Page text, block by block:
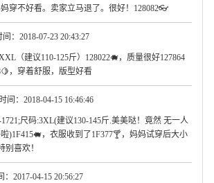
穿不好看。卖家立马退了。很好！128082👓
：2018-07-23 20:43:27
（建议110-125斤）128022🐗，质量很好127864
，穿着舒服，版型好看
：2018-04-15 16:46:46
尺码:3XL(建议130-145斤.美美哒！竟然 无一人
)1F415🐖，衣服收到了1F377🍸，妈妈试穿后大小
别喜欢！
2017-04-15 20:56:27